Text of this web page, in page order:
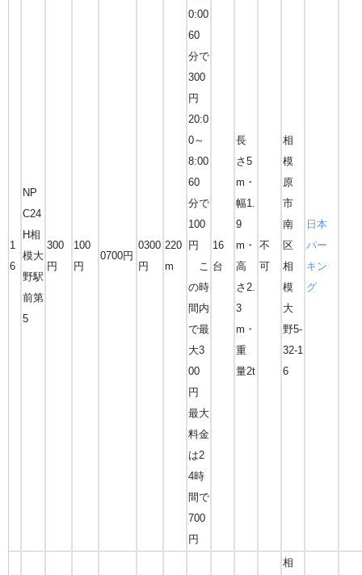
1
6
NP
C24
H相
模大
野駅
前第
5
300
円
100
円
0700円
0300
円
220
m
0:00
60
分で
300
円
20:0
0～
8:00
60
分で
100
円
こ
の時
間内
で最
大3
00
円
最大
料金
は2
4時
間で
700
円
16
台
長
さ5
m・
幅1.
9
m・
高
さ2.
3
m・
重
量2t
不
可
相
模
原
市
南
区
相
模
大
野5-
32-1
6
日本
パー
キン
グ
相